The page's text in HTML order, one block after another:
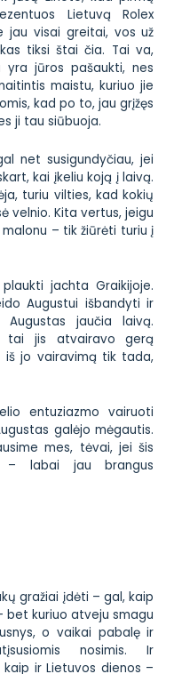
Lietuvą Rolex
jau visai greitai, vos už
tiksi štai čia. Tai va,
jūros pašaukti, nes
maistu, kuriuo jie
kad po to, jau grįžęs
ji tau siūbuoja.
net susigundyčiau, jei
kai įkeliu koją į laivą.
turiu vilties, kad kokių
velnio. Kita vertus, jeigu
– tik žiūrėti turiu į
jachta Graikijoje.
Augustui išbandyti ir
Augustasjaučia laivą.
tai jis atvairavo gerą
iš jo vairavimą tik tada,
entuziazmo vairuoti
galėjo mėgautis.
mes, tėvai, jei šis
– labai jau brangus
gražiai įdėti – gal, kaip
bet kuriuo atveju smagu
o vaikai pabalę ir
nosimis. Ir
ir Lietuvos dienos –